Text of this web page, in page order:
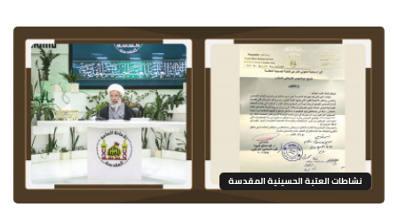
نشاطات العتبة الحسينية المقدسة